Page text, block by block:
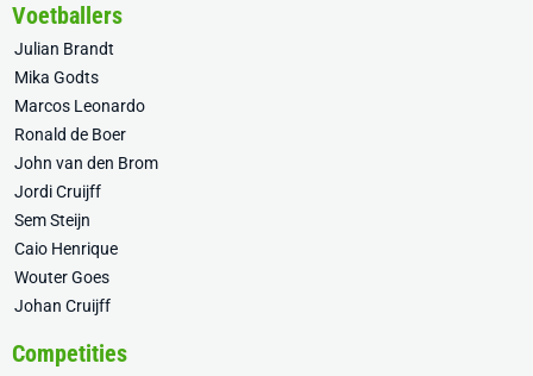
Voetballers
Julian Brandt
Mika Godts
Marcos Leonardo
Ronald de Boer
John van den Brom
Jordi Cruijff
Sem Steijn
Caio Henrique
Wouter Goes
Johan Cruijff
Competities